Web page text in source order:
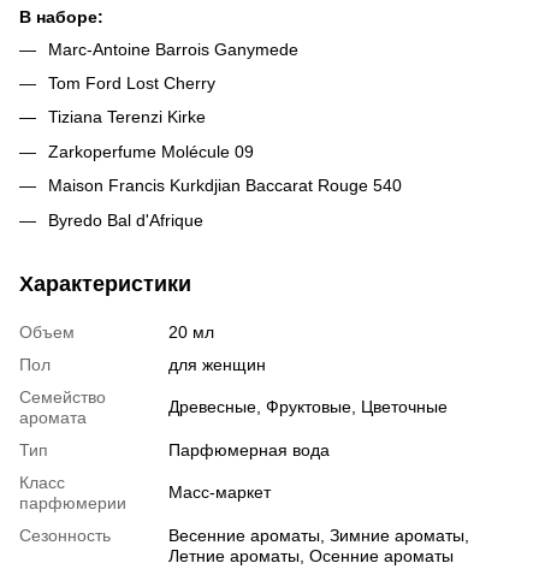
В наборе:
Marc-Antoine Barrois Ganymede
Tom Ford Lost Cherry
Tiziana Terenzi Kirke
Zarkoperfume Molécule 09
Maison Francis Kurkdjian Baccarat Rouge 540
Byredo Bal d'Afrique
Характеристики
Объем
20 мл
Пол
для женщин
Семейство
аромата
Древесные, Фруктовые, Цветочные
Тип
Парфюмерная вода
Класс
парфюмерии
Масс-маркет
Сезонность
Весенние ароматы, Зимние ароматы,
Летние ароматы, Осенние ароматы